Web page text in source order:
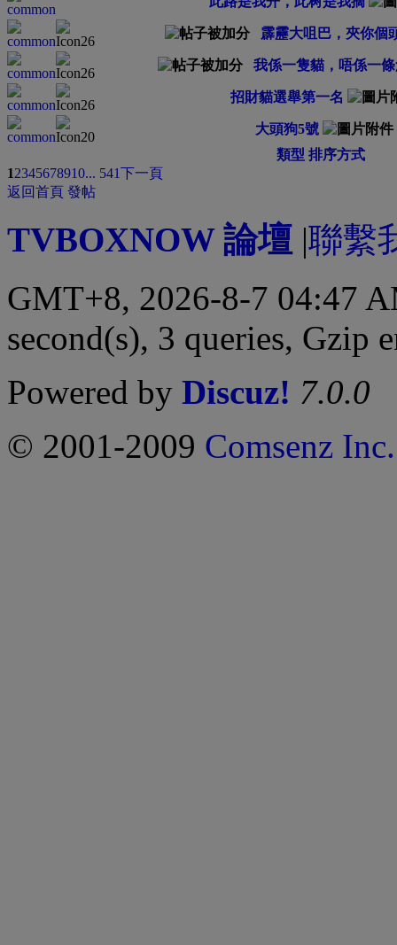
霹靂大咀巴，夾你個
我係一隻貓，唔係一
招財貓選舉第一名
大頭狗5號
類型 排序方式
12345678910... 541下一頁
返回首頁 發帖
TVBOXNOW 論壇 |聯繫
GMT+8, 2026-8-7 04:47
second(s), 3 queries, Gzip
Powered by Discuz! 7.0.0
© 2001-2009 Comsenz Inc.